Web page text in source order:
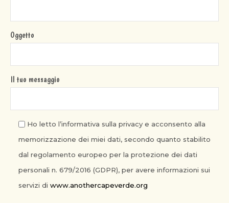
Oggetto
Il tuo messaggio
Ho letto l’informativa sulla privacy e acconsento alla
memorizzazione dei miei dati, secondo quanto stabilito
dal regolamento europeo per la protezione dei dati
personali n. 679/2016 (GDPR), per avere informazioni sui
servizi di www.anothercapeverde.org